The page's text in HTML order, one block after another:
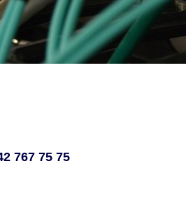
767 75 75